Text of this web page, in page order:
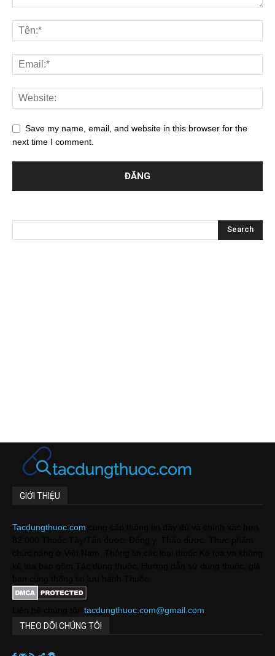
Save my name, email, and website in this browser for the
next time I comment.
GIỚI THIỆU
Tacdungthuoc.com
tacdungthuoc.com@gmail.com
THEO DÕI CHÚNG TÔI